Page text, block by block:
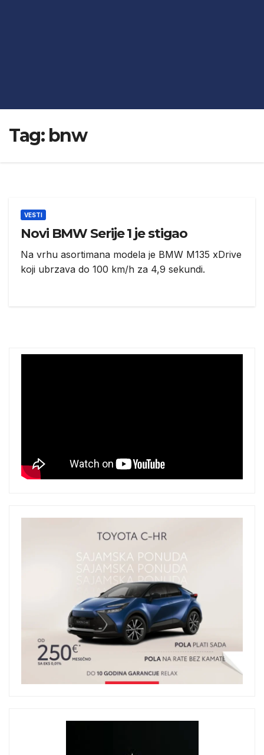
Tag: bnw
VESTI
Novi BMW Serije 1 je stigao
Na vrhu asortimana modela je BMW M135 xDrive
koji ubrzava do 100 km/h za 4,9 sekundi.